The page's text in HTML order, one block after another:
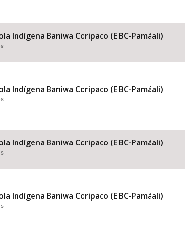
Indígena Baniwa Coripaco (EIBC-Pamáali)
Indígena Baniwa Coripaco (EIBC-Pamáali)
Indígena Baniwa Coripaco (EIBC-Pamáali)
Indígena Baniwa Coripaco (EIBC-Pamáali)